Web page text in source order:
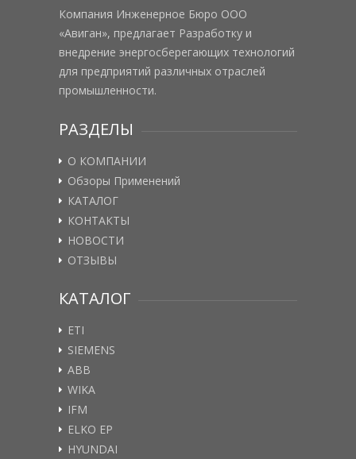
Компания Инженерное Бюро ООО
«Авиган», предлагает Разработку и
внедрение энергосберегающих технологий
для предприятий различных отраслей
промышленности.
РАЗДЕЛЫ
О КОМПАНИИ
Обзоры Применений
КАТАЛОГ
КОНТАКТЫ
НОВОСТИ
ОТЗЫВЫ
КАТАЛОГ
ETI
SIEMENS
ABB
WIKA
IFM
ELKO EP
HYUNDAI